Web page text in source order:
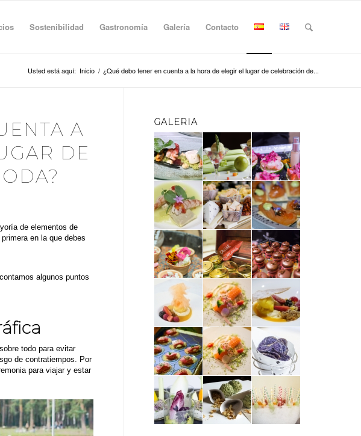
Sostenibilidad Gastronomía Galería Contacto
Usted está aquí: Inicio / ¿Qué debo tener en cuenta a la hora de elegir el lugar de celebración de...
A
DE
de elementos de
en la que debes
algunos puntos
todo para evitar
de contratiempos. Por
para viajar y estar
GALERIA